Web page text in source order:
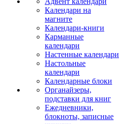
Календари на
магните
Календари-книги
Карманные
календари
Настенные календари
Настольные
календари
Календарные блоки
Органайзеры,
подставки для книг
Ежедневники,
блокноты, записные